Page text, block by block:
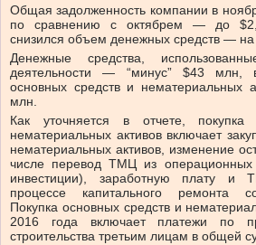
Общая задолженность компании в
по сравнению с октябрем — до
снизился объем денежных средств —
Денежные средства,
деятельности — “минус” $43 млн,
основных средств и нематериальных
млн.
Как уточняется в отчете,
нематериальных активов включает
нематериальных активов, изменение
числе перевод ТМЦ из операционных
инвестиции), заработную плату и
процессе капитального ремонта
Покупка основных средств и
2016 года включает платежи по
строительства третьим лицам в общей